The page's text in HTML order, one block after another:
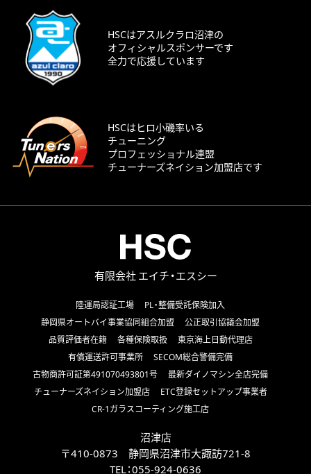
HSCはアスルクラロ沼津の
オフィシャルスポンサーです
全力で応援しています
HSCはヒロ小磯率いる
チューニング
プロフェッショナル連盟
チューナーズネイション加盟店です
有限会社 エイチ・エスシー
陸運局認証工場
PL・整備受託保険加入
静岡県オートバイ事業協同組合加盟
公正取引協議会加盟
品質評価者在籍
各種保険取扱
東京海上日動代理店
有償運送許可事業所
SECOM総合警備完備
古物商許可証第491070493801号
最新ダイノマシン全店完備
チューナーズネイション加盟店
ETC登録セットアップ事業者
CR-1ガラスコーティング施工店
沼津店
〒410-0873 静岡県沼津市大諏訪721-8
TEL：055-924-0636